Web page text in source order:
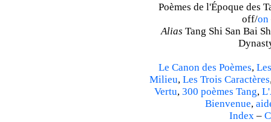
Poèmes de l'Époque des
off/on
Alias Tang Shi San Bai
Le Canon des Poèmes,
Milieu, Les Trois Caractères
Vertu, 300 poèmes Tang,
Bienvenue,
Index–